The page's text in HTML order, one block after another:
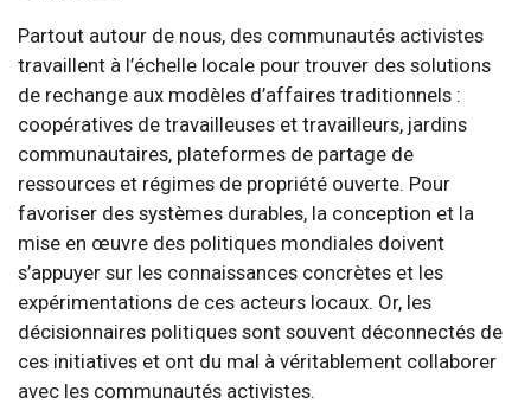
Partout autour de nous, des communautés activistes
travaillent à l’échelle locale pour trouver des solutions
de rechange aux modèles d’affaires traditionnels :
coopératives de travailleuses et travailleurs, jardins
communautaires, plateformes de partage de
ressources et régimes de propriété ouverte. Pour
favoriser des systèmes durables, la conception et la
mise en œuvre des politiques mondiales doivent
s’appuyer sur les connaissances concrètes et les
expérimentations de ces acteurs locaux. Or, les
décisionnaires politiques sont souvent déconnectés de
ces initiatives et ont du mal à véritablement collaborer
avec les communautés activistes.